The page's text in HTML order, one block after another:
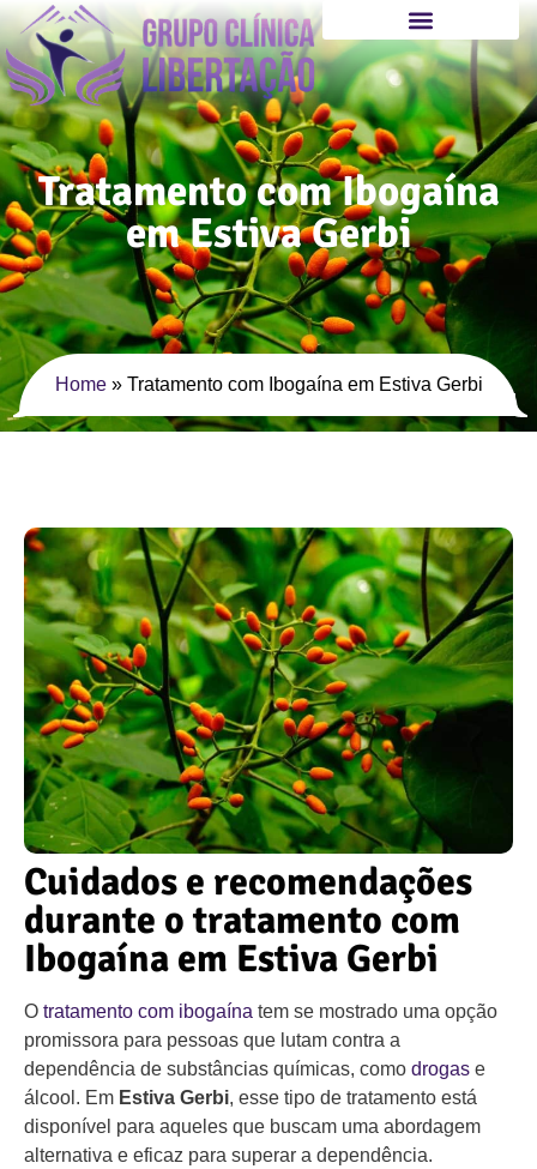
Tratamento com Ibogaína
em Estiva Gerbi
Home» Tratamento com Ibogaína em Estiva Gerbi
Cuidados e recomendações
durante o tratamento com
Ibogaína em Estiva Gerbi
O tratamento com ibogaína tem se mostrado uma opção
promissora para pessoas que lutam contra a
dependência de substâncias químicas, como drogas e
álcool. Em Estiva Gerbi, esse tipo de tratamento está
disponível para aqueles que buscam uma abordagem
alternativa e eficaz para superar a dependência.